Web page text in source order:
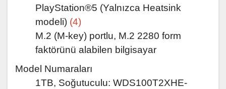
PlayStation®5 (Yalnızca Heatsink
modeli) (4)
M.2 (M-key) portlu, M.2 2280 form
faktörünü alabilen bilgisayar
Model Numaraları
1TB, Soğutuculu: WDS100T2XHE-